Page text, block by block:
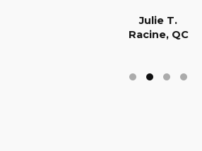
Julie T.
Racine, QC